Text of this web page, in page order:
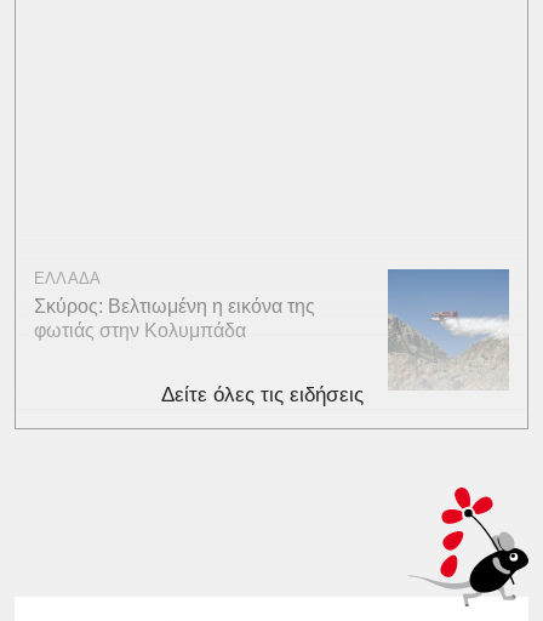
ΕΛΛΑΔΑ
Σκύρος: Βελτιωμένη η εικόνα της
φωτιάς στην Κολυμπάδα
Δείτε όλες τις ειδήσεις